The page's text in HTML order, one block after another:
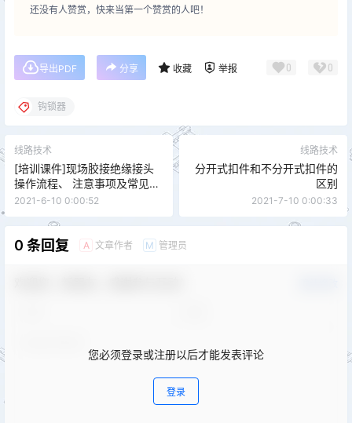
还没有人赞赏，快来当第一个赞赏的人吧！
导出PDF 分享 收藏 举报 0 0
钩锁器
线路技术
[培训课件]现场胶接绝缘接头
操作流程、 注意事项及常见问
题分析（精）
2021-6-10 0:00:52
线路技术
分开式扣件和不分开式扣件的
区别
2021-7-10 0:00:33
0 条回复 A 文章作者 M 管理员
您必须登录或注册以后才能发表评论
登录